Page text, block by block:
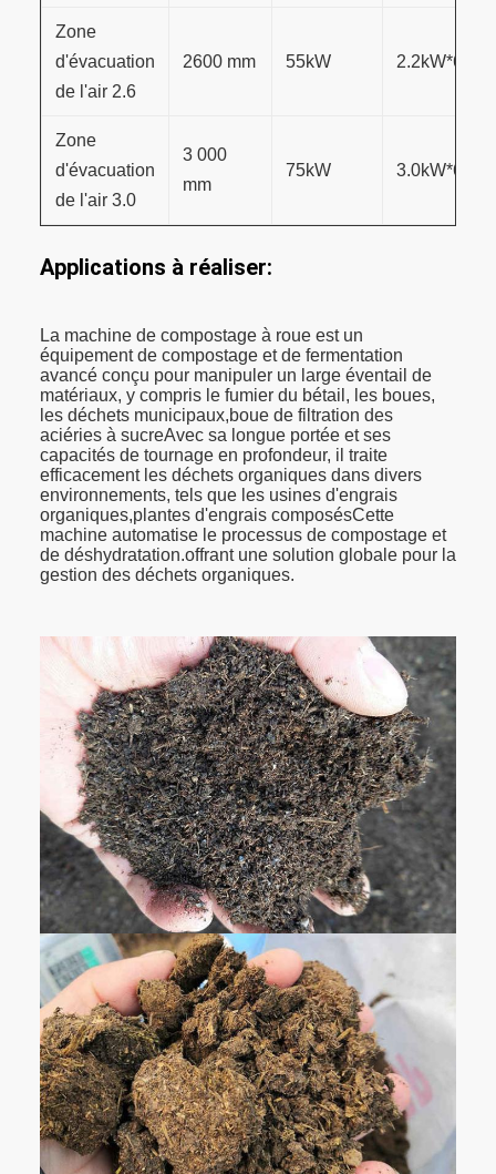
Zone
d'évacuation
de l'air 2.6
2600 mm 55kW 2.2kW*6
Zone
d'évacuation
de l'air 3.0
3 000
mm
75kW 3.0kW*6
Applications à réaliser:
La machine de compostage à roue est un
équipement de compostage et de fermentation
avancé conçu pour manipuler un large éventail de
matériaux, y compris le fumier du bétail, les boues,
les déchets municipaux,boue de filtration des
aciéries à sucreAvec sa longue portée et ses
capacités de tournage en profondeur, il traite
efficacement les déchets organiques dans divers
environnements, tels que les usines d'engrais
organiques,plantes d'engrais composésCette
machine automatise le processus de compostage et
de déshydratation.offrant une solution globale pour la
gestion des déchets organiques.